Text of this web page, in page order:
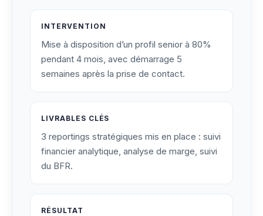
INTERVENTION
Mise à disposition d’un profil senior à 80%
pendant 4 mois, avec démarrage 5
semaines après la prise de contact.
LIVRABLES CLÉS
3 reportings stratégiques mis en place : suivi
financier analytique, analyse de marge, suivi
du BFR.
RÉSULTAT